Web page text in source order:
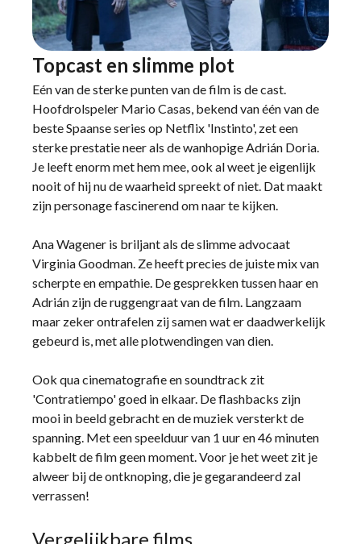
Topcast en slimme plot
Eén van de sterke punten van de film is de cast.
Hoofdrolspeler Mario Casas, bekend van één van de
beste Spaanse series op Netflix 'Instinto', zet een
sterke prestatie neer als de wanhopige Adrián Doria.
Je leeft enorm met hem mee, ook al weet je eigenlijk
nooit of hij nu de waarheid spreekt of niet. Dat maakt
zijn personage fascinerend om naar te kijken.
Ana Wagener is briljant als de slimme advocaat
Virginia Goodman. Ze heeft precies de juiste mix van
scherpte en empathie. De gesprekken tussen haar en
Adrián zijn de ruggengraat van de film. Langzaam
maar zeker ontrafelen zij samen wat er daadwerkelijk
gebeurd is, met alle plotwendingen van dien.
Ook qua cinematografie en soundtrack zit
'Contratiempo' goed in elkaar. De flashbacks zijn
mooi in beeld gebracht en de muziek versterkt de
spanning. Met een speelduur van 1 uur en 46 minuten
kabbelt de film geen moment. Voor je het weet zit je
alweer bij de ontknoping, die je gegarandeerd zal
verrassen!
Vergelijkbare films